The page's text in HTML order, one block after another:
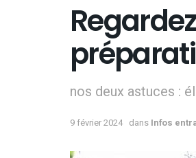
nos deux astuces :
9 février 2024 dans Infos